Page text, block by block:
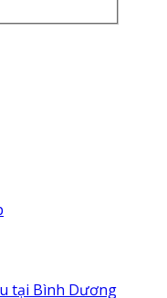
tại Bình Dương